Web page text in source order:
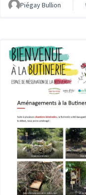
Piégay Bullion